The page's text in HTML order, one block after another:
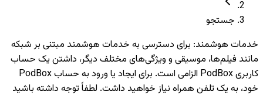
جستجو
خدمات هوشمند: برای دسترسی به خدمات هوشمند مبتنی بر شبکه
مانند فیلم‌ها، موسیقی و ویژگی‌های مختلف دیگر، داشتن یک حساب
کاربری PodBox الزامی است. برای ایجاد یا ورود به حساب PodBox
خود، به یک تلفن همراه نیاز خواهید داشت. لطفاً توجه داشته باشید